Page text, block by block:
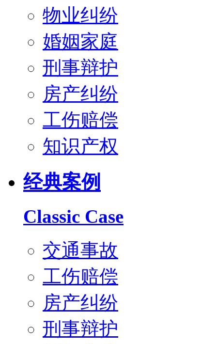
物业纠纷
婚姻家庭
刑事辩护
房产纠纷
工伤赔偿
知识产权
经典案例
Classic Case
交通事故
工伤赔偿
房产纠纷
刑事辩护